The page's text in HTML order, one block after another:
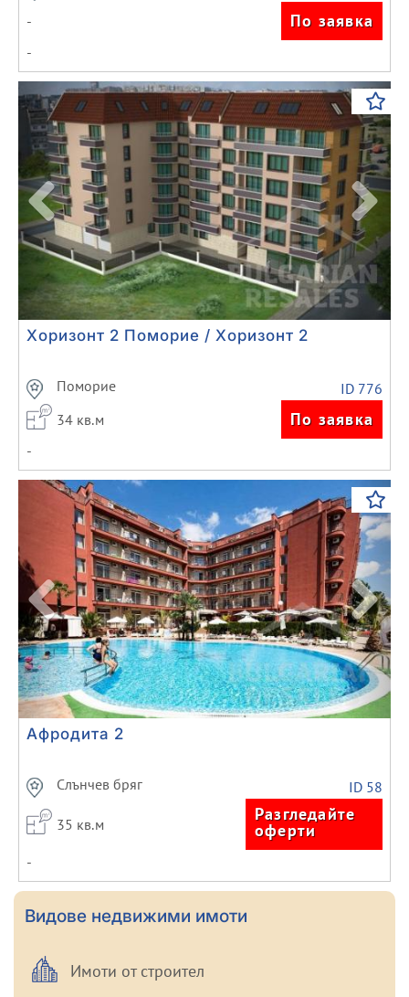
-
По заявка
-
Previous Next
Хоризонт 2 Поморие / Хоризонт 2
Поморие
ID 776
34 кв.м
По заявка
-
Previous Next
Афродита 2
Слънчев бряг ID 58
35 кв.м Разгледайте
оферти
-
Видове недвижими имоти
Имоти от строител